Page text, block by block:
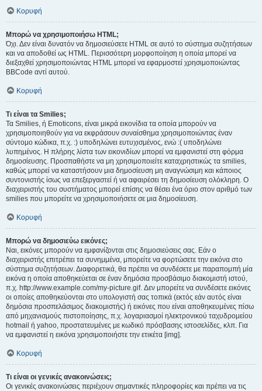
Κορυφή
Μπορώ να χρησιμοποιήσω HTML;
Όχι. Δεν είναι δυνατόν να δημοσιεύσετε HTML σε αυτό το σύστημα συζητήσεων
και να αποδοθεί ως HTML. Περισσότερη μορφοποίηση η οποία μπορεί να
διεξαχθεί χρησιμοποιώντας HTML μπορεί να εφαρμοστεί χρησιμοποιώντας
BBCode αντί αυτού.
Κορυφή
Τι είναι τα Smilies;
Τα Smilies, ή Emoticons, είναι μικρά εικονίδια τα οποία μπορούν να
χρησιμοποιηθούν για να εκφράσουν συναίσθημα χρησιμοποιώντας έναν
σύντομο κώδικα, π.χ. :) υποδηλώνει ευτυχισμένος, ενώ :( υποδηλώνει
λυπημένος. Η πλήρης λίστα των εικονιδίων μπορεί να εμφανιστεί στη φόρμα
δημοσίευσης. Προσπαθήστε να μη χρησιμοποιείτε καταχρηστικώς τα smilies,
καθώς μπορεί να καταστήσουν μια δημοσίευση μη αναγνώσιμη και κάποιος
συντονιστής ίσως να επεξεργαστεί ή να αφαιρέσει τη δημοσίευση ολόκληρη. Ο
διαχειριστής του συστήματος μπορεί επίσης να θέσει ένα όριο στον αριθμό των
smilies που μπορείτε να χρησιμοποιήσετε σε μια δημοσίευση.
Κορυφή
Μπορώ να δημοσιεύω εικόνες;
Ναι, εικόνες μπορούν να εμφανίζονται στις δημοσιεύσεις σας. Εάν ο
διαχειριστής επιτρέπει τα συνημμένα, μπορείτε να φορτώσετε την εικόνα στο
σύστημα συζητήσεων. Διαφορετικά, θα πρέπει να συνδέσετε με παραπομπή μία
εικόνα η οποία αποθηκεύεται σε έναν δημόσια προσβάσιμο διακομιστή ιστού,
π.χ. http://www.example.com/my-picture.gif. Δεν μπορείτε να συνδέσετε εικόνες
οι οποίες αποθηκεύονται στο υπολογιστή σας τοπικά (εκτός εάν αυτός είναι
δημόσια προσπελάσιμος διακομιστής) ή εικόνες που είναι αποθηκευμένες πίσω
από μηχανισμούς πιστοποίησης, π.χ. λογαριασμοί ηλεκτρονικού ταχυδρομείου
hotmail ή yahoo, προστατευμένες με κωδικό πρόσβασης ιστοσελίδες, κλπ. Για
να εμφανιστεί η εικόνα χρησιμοποιήστε την ετικέτα [img].
Κορυφή
Τι είναι οι γενικές ανακοινώσεις;
Οι γενικές ανακοινώσεις περιέχουν σημαντικές πληροφορίες και πρέπει να τις